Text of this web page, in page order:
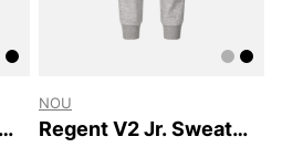
NOU
Regent V2 Jr. Sweat